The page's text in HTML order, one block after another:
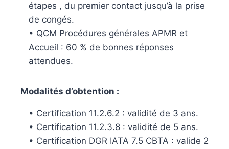
étapes , du premier contact jusqu’à la prise
de congés.
• QCM Procédures générales APMR et
Accueil : 60 % de bonnes réponses
attendues.
Modalités d’obtention :
• Certification 11.2.6.2 : validité de 3 ans.
• Certification 11.2.3.8 : validité de 5 ans.
• Certification DGR IATA 7.5 CBTA : valide 2